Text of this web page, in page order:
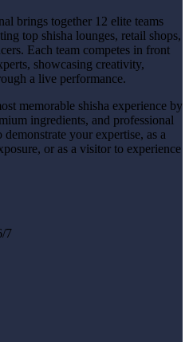
brings together 12 elite teams
top shisha lounges, retail shops,
Each team competes in front
showcasing creativity,
a live performance.
memorable shisha experience by
ingredients, and professional
your expertise, as a
or as a visitor to experience
7